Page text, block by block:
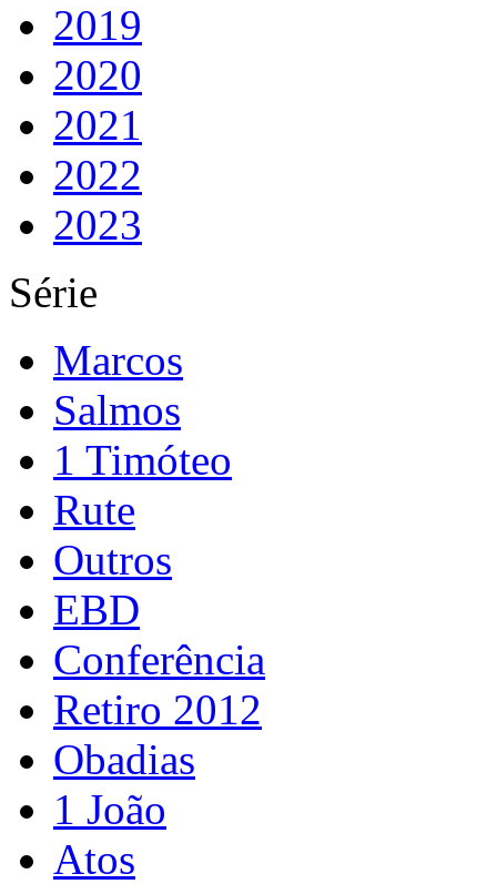
2019
2020
2021
2022
2023
Série
Marcos
Salmos
1 Timóteo
Rute
Outros
EBD
Conferência
Retiro 2012
Obadias
1 João
Atos